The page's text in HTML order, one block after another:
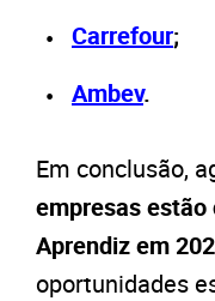
Carrefour;
Ambev.
Em conclusão,
empresas
Aprendiz em
oportunidades